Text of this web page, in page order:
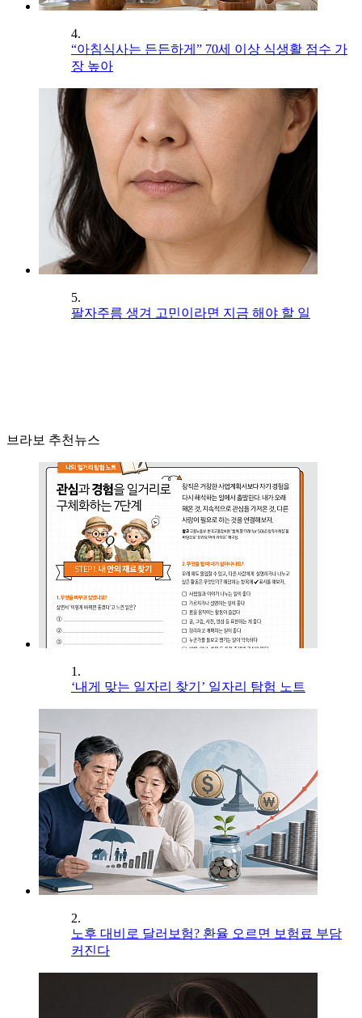
4.
“아침식사는 든든하게” 70세 이상 식생활 점수 가
장 높아
5.
팔자주름 생겨 고민이라면 지금 해야 할 일
브라보 추천뉴스
1.
‘내게 맞는 일자리 찾기’ 일자리 탐험 노트
2.
노후 대비로 달러보험? 환율 오르면 보험료 부담
커진다